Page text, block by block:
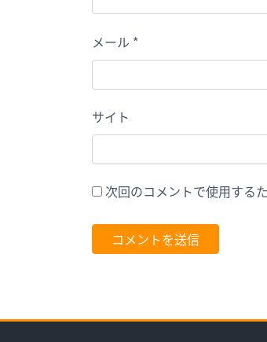
メール *
サイト
次回のコメントで使用する